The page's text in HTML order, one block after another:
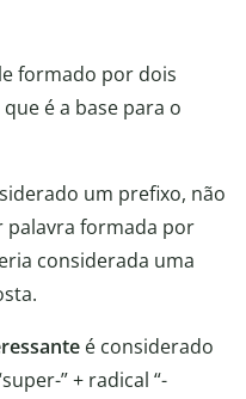
formado por dois
é a base para o
um prefixo, não
palavra formada por
considerada uma
é considerado
” + radical “-